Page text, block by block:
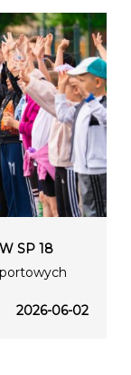
SP 18
2026-06-02